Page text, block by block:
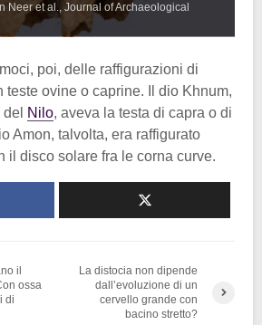
Neer et al., Journal of Archaeological
poi, delle raffigurazioni di
teste ovine o caprine. Il dio Khnum,
Nilo, aveva la testa di capra o di
Amon, talvolta, era raffigurato
il disco solare fra le corna curve.
il
ossa
di
La distocia non dipende
dall’evoluzione di un
cervello grande con
bacino stretto?